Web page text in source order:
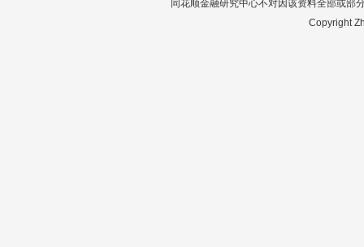
同花顺金融研究中心不对因该资料全部或部
Copyright